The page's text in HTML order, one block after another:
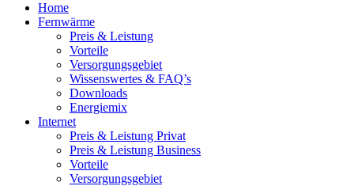
Home
Fernwärme
Preis & Leistung
Vorteile
Versorgungsgebiet
Wissenswertes & FAQ’s
Downloads
Energiemix
Internet
Preis & Leistung Privat
Preis & Leistung Business
Vorteile
Versorgungsgebiet